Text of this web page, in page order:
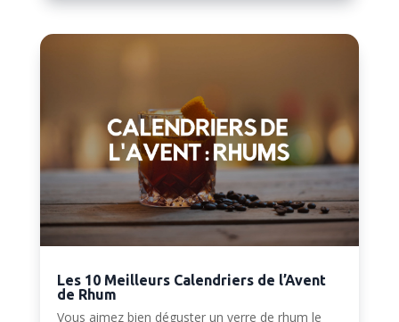
Les 10 Meilleurs Calendriers de l’Avent
de Rhum
Vous aimez bien déguster un verre de rhum le